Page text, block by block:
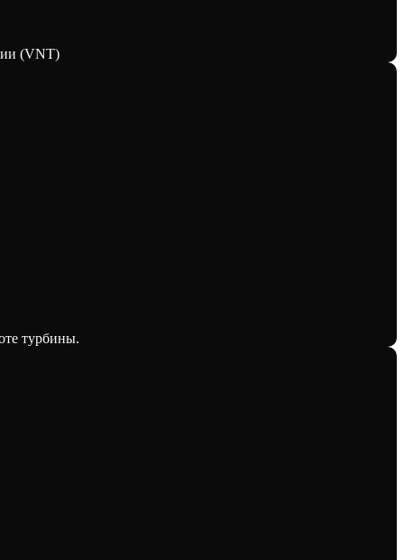
(VNT)
турбины.